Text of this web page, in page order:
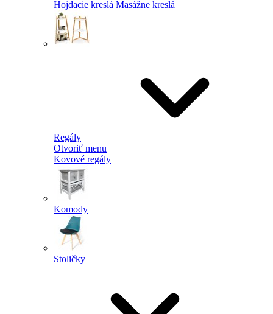
Hojdacie kreslá Masážne kreslá
Regály
Otvoriť menu
Kovové regály
Komody
Stoličky